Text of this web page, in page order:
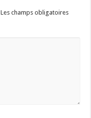
Les champs obligatoires